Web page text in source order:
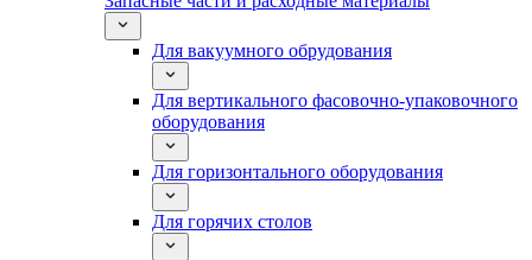
Для вакуумного обрудования
Для вертикального фасовочно-упаковочного
оборудования
Для горизонтального оборудования
Для горячих столов